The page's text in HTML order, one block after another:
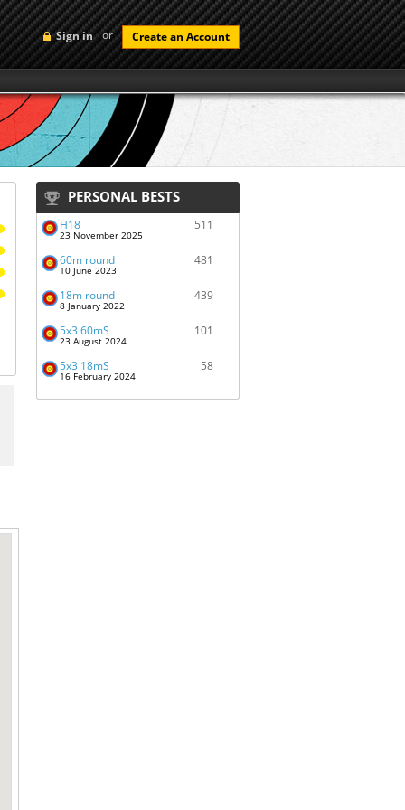
Sign in or Create an Account
PERSONAL BESTS
H18
23 November 2025
511
60m round
10 June 2023
481
18m round
8 January 2022
439
5x3 60mS
23 August 2024
101
5x3 18mS
16 February 2024
58